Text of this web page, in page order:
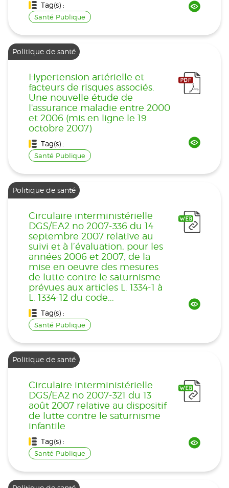
Tag(s) :
Santé Publique
Politique de santé
Hypertension artérielle et
facteurs de risques associés.
Une nouvelle étude de
l'assurance maladie entre 2000
et 2006 (mis en ligne le 19
octobre 2007)
Tag(s) :
Santé Publique
Politique de santé
Circulaire interministérielle
DGS/EA2 no 2007-336 du 14
septembre 2007 relative au
suivi et à l’évaluation, pour les
années 2006 et 2007, de la
mise en oeuvre des mesures
de lutte contre le saturnisme
prévues aux articles L. 1334-1 à
L. 1334-12 du code...
Tag(s) :
Santé Publique
Politique de santé
Circulaire interministérielle
DGS/EA2 no 2007-321 du 13
août 2007 relative au dispositif
de lutte contre le saturnisme
infantile
Tag(s) :
Santé Publique